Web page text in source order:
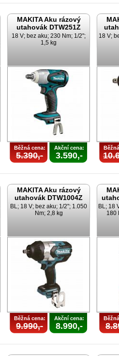
MAKITA Aku rázový
utahovák DTW251Z
18 V; bez aku; 230 Nm; 1/2";
1,5 kg
Běžná cena:
5.390,-
Akční cena:
3.590,-
18 V;
MAKITA Aku rázový
utahovák DTW1004Z
BL; 18 V; bez aku; 1/2"; 1.050
Nm; 2,8 kg
Běžná cena:
9.990,-
Akční cena:
8.990,-
BL; 18
180